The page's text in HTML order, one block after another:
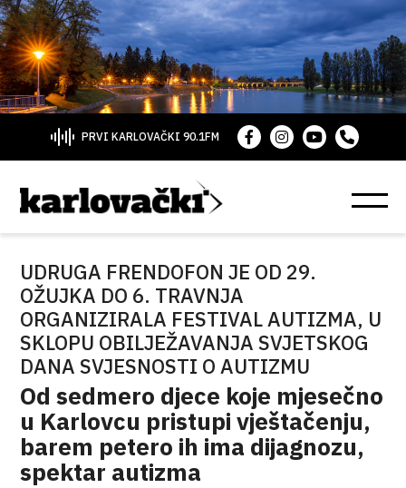
PRVI KARLOVAČKI 90.1FM
UDRUGA FRENDOFON JE OD 29.
OŽUJKA DO 6. TRAVNJA
ORGANIZIRALA FESTIVAL AUTIZMA, U
SKLOPU OBILJEŽAVANJA SVJETSKOG
DANA SVJESNOSTI O AUTIZMU
Od sedmero djece koje mjesečno
u Karlovcu pristupi vještačenju,
barem petero ih ima dijagnozu,
spektar autizma